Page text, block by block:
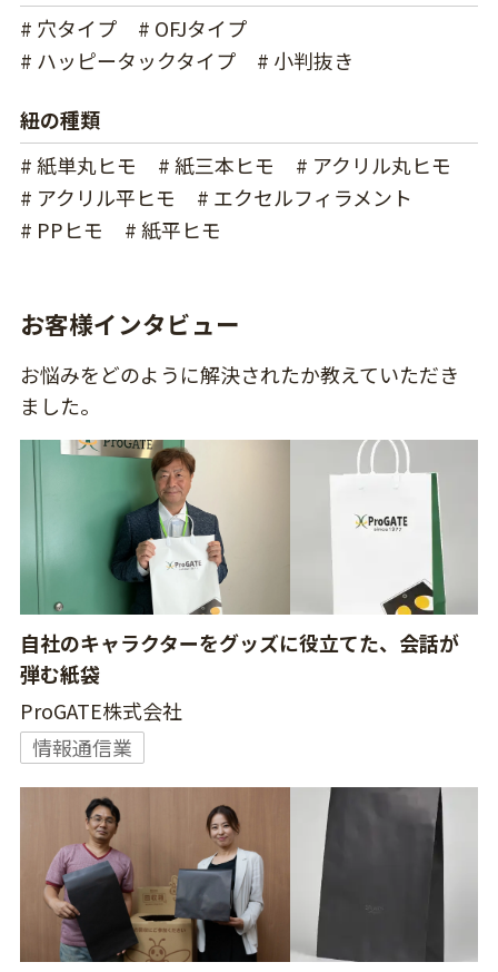
# 穴タイプ
# OFJタイプ
# ハッピータックタイプ
# 小判抜き
紐の種類
# 紙単丸ヒモ
# 紙三本ヒモ
# アクリル丸ヒモ
# アクリル平ヒモ
# エクセルフィラメント
# PPヒモ
# 紙平ヒモ
お客様インタビュー
お悩みをどのように解決されたか教えていただき
ました。
自社のキャラクターをグッズに役立てた、会話が
弾む紙袋
ProGATE株式会社
情報通信業